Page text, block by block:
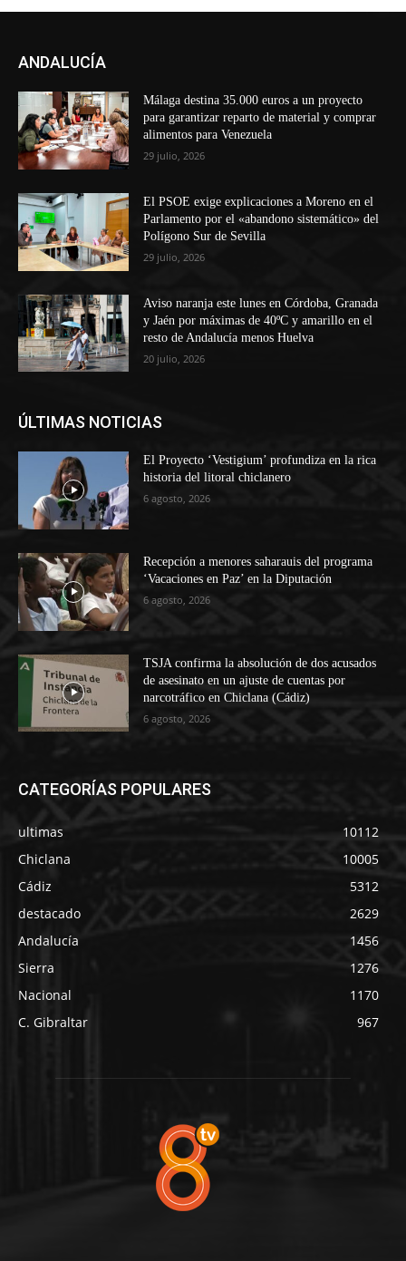
ANDALUCÍA
Málaga destina 35.000 euros a un proyecto
para garantizar reparto de material y comprar
alimentos para Venezuela
29 julio, 2026
El PSOE exige explicaciones a Moreno en el
Parlamento por el «abandono sistemático» del
Polígono Sur de Sevilla
29 julio, 2026
Aviso naranja este lunes en Córdoba, Granada
y Jaén por máximas de 40ºC y amarillo en el
resto de Andalucía menos Huelva
20 julio, 2026
ÚLTIMAS NOTICIAS
El Proyecto ‘Vestigium’ profundiza en la rica
historia del litoral chiclanero
6 agosto, 2026
Recepción a menores saharauis del programa
‘Vacaciones en Paz’ en la Diputación
6 agosto, 2026
TSJA confirma la absolución de dos acusados
de asesinato en un ajuste de cuentas por
narcotráfico en Chiclana (Cádiz)
6 agosto, 2026
CATEGORÍAS POPULARES
ultimas
10112
Chiclana
10005
Cádiz
5312
destacado
2629
Andalucía
1456
Sierra
1276
Nacional
1170
C. Gibraltar
967